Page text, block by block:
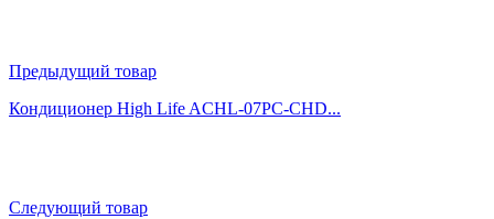
Предыдущий товар
Кондиционер High Life ACHL-07PC-CHD...
Следующий товар